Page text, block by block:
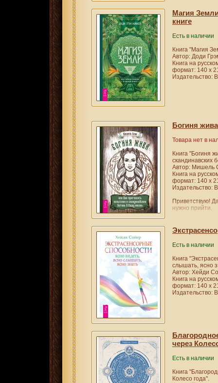
Магия
книге
Есть в наличии
Книга "Магия
Автор: Доди
Книга на
формат: 140 х
Издательство:
Богиня жива
Товара нет в
Книга "Богиня
скандинавских
Автор: Мишель
Книга на
формат: 140 х
Издательство:
Приветствую!
нужно прийти.
ипостасей
появляются в
культурах. С
практических
жизнь и
а их энергии —
с каждой из
ходе которой
вас вопросы и
Мишель Скай
Есть в наличии
Книга
слышать, ясно
Автор: Хейди
Книга на
формат: 140 х
Издательство:
через
Есть в наличии
Книга
Колесо года".